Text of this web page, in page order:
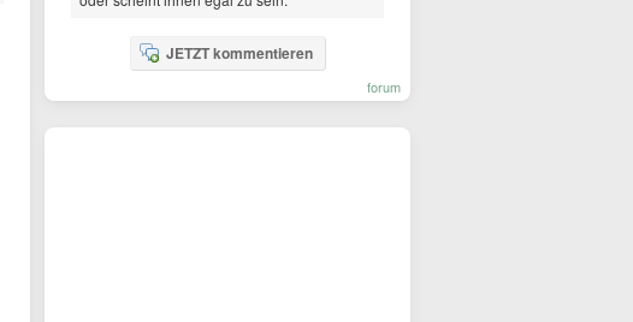
JETZT kommentieren
forum